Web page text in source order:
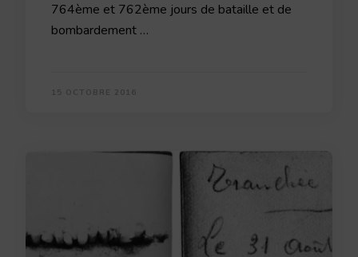
764ème et 762ème jours de bataille et de
bombardement …